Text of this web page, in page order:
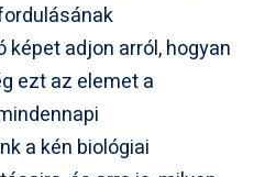
adjon arról, hogyan
ezt az elemet a
a kén biológiai